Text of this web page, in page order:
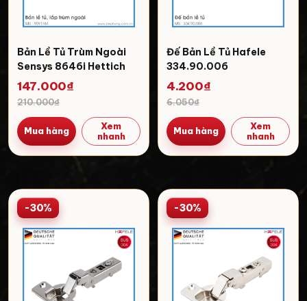
Bản Lề Tủ Trùm Ngoài
Sensys 8646i Hettich
9091761
147.000₫
210.000₫
Mua hàng
Xem
nhanh
Đế Bản Lề Tủ Hafele
334.90.006
4.200₫
6.050₫
Mua hàng
Xem
nhanh
-30% -30%